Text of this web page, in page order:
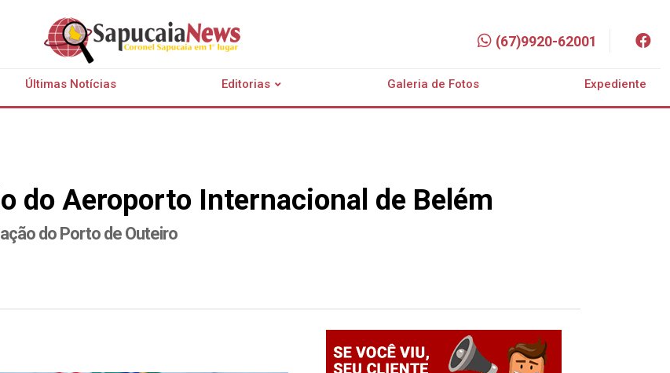
(67)9920-62001
Últimas Notícias Editorias Galeria de Fotos Expediente
do Aeroporto Internacional de Belém
do Porto de Outeiro